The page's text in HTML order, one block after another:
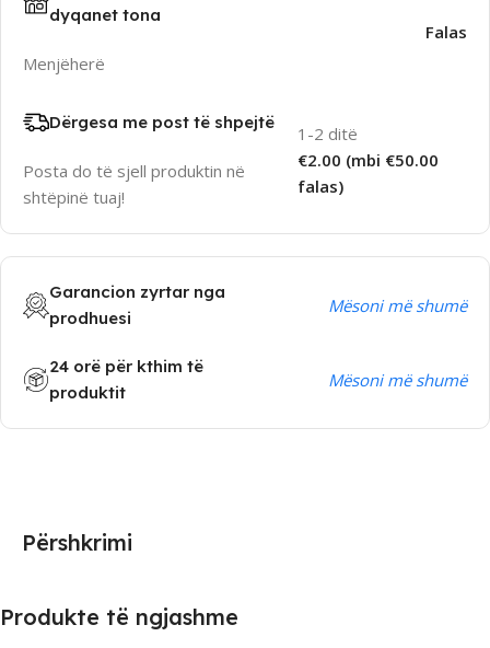
dyqanet tona
Menjëherë
Falas
Dërgesa me post të shpejtë
Posta do të sjell produktin në
shtëpinë tuaj!
1-2 ditë
€2.00 (mbi €50.00
falas)
Garancion zyrtar nga
prodhuesi
Mësoni më shumë
24 orë për kthim të
produktit
Mësoni më shumë
Përshkrimi
Produkte të ngjashme